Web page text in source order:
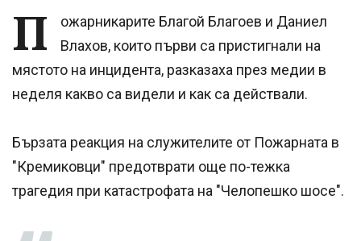
П
ожарникарите Благой Благоев и Даниел
Влахов, които първи са пристигнали на
мястото на инцидента, разказаха през медии в
неделя какво са видели и как са действали.
Бързата реакция на служителите от Пожарната в
"Кремиковци" предотврати още по-тежка
трагедия при катастрофата на "Челопешко шосе".